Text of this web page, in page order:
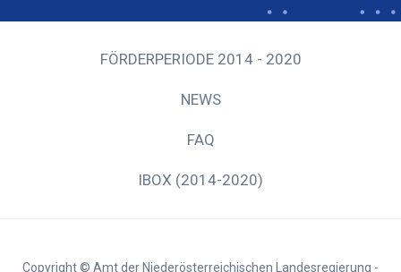
FÖRDERPERIODE 2014 - 2020
NEWS
FAQ
IBOX (2014-2020)
Copyright © Amt der Niederösterreichischen Landesregierung -